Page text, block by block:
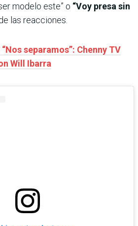
modelo este” o “Voy presa sin
las reacciones.
separamos”: Chenny TV
Will Ibarra